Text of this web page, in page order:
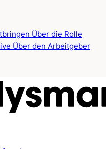
Über die Rolle
Über den Arbeitgeber